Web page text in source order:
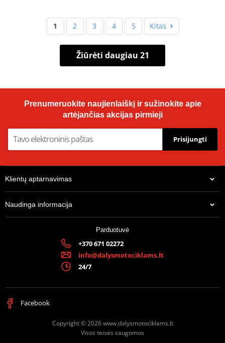
1 2 3 4 5 Kitas
Žiūrėti daugiau 21
Prenumeruokite naujienlaiškį ir sužinokite apie
artėjančias akcijas pirmieji
Prisijungti
Klientų aptarnavimas
Naudinga informacija
Parduotuvė
+370 671 02272
info@dalysmotociklams.lt
24/7
Facebook
Copyright © 2026 www.dalysmotociklams.lt
Visos teisės saugomos